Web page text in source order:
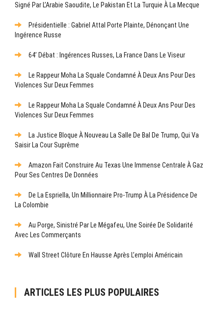
Signé Par L’Arabie Saoudite, Le Pakistan Et La Turquie À La Mecque
Présidentielle : Gabriel Attal Porte Plainte, Dénonçant Une
Ingérence Russe
64’ Débat : Ingérences Russes, La France Dans Le Viseur
Le Rappeur Moha La Squale Condamné À Deux Ans Pour Des
Violences Sur Deux Femmes
Le Rappeur Moha La Squale Condamné À Deux Ans Pour Des
Violences Sur Deux Femmes
La Justice Bloque À Nouveau La Salle De Bal De Trump, Qui Va
Saisir La Cour Suprême
Amazon Fait Construire Au Texas Une Immense Centrale À Gaz
Pour Ses Centres De Données
De La Espriella, Un Millionnaire Pro-Trump À La Présidence De
La Colombie
Au Porge, Sinistré Par Le Mégafeu, Une Soirée De Solidarité
Avec Les Commerçants
Wall Street Clôture En Hausse Après L’emploi Américain
ARTICLES LES PLUS POPULAIRES